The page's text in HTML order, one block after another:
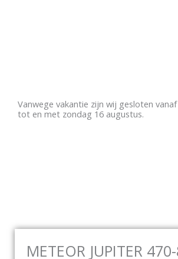
Vanwege vakantie zijn wij gesloten
tot en met zondag 16 augustus.
METEOR JUPITER